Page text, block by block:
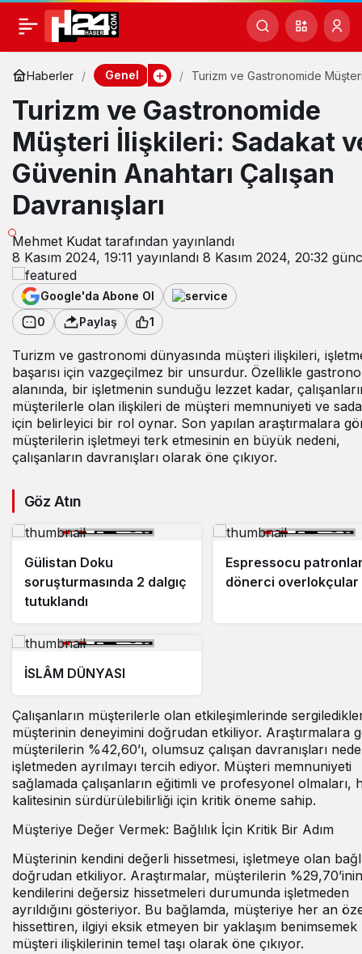
Haberler Genel
Turizm ve Gastronomide
Çalışan Davranışları
Turizm ve Gastronomide
Müşteri İlişkileri: Sadakat
Güvenin Anahtarı Çalışan
Davranışları
Mehmet Kudat tarafından yayınlandı
8 Kasım 2024, 19:11 yayınlandı 8 Kasım 2024, 20:32
Google'da Abone Ol
0
Paylaş 1
Turizm ve gastronomi dünyasında müşteri ilişkileri,
başarısı için vazgeçilmez bir unsurdur. Özellikle
alanında, bir işletmenin sunduğu lezzet kadar,
müşterilerle olan ilişkileri de müşteri memnuniyeti ve
için belirleyici bir rol oynar. Son yapılan araştırmalara
müşterilerin işletmeyi terk etmesinin en büyük nedeni,
çalışanların davranışları olarak öne çıkıyor.
Göz Atın
Gülistan Doku
soruşturmasında 2 dalgıç
tutuklandı
Espressocu
dönerci overlokçular
İSLÂM DÜNYASI
Çalışanların müşterilerle olan etkileşimlerinde
müşterinin deneyimini doğrudan etkiliyor. Araştırmalara
müşterilerin %42,60’ı, olumsuz çalışan davranışları
işletmeden ayrılmayı tercih ediyor. Müşteri memnuniyeti
sağlamada çalışanların eğitimli ve profesyonel olmaları,
kalitesinin sürdürülebilirliği için kritik öneme sahip.
Müşteriye Değer Vermek: Bağlılık İçin Kritik Bir Adım
Müşterinin kendini değerli hissetmesi, işletmeye olan
doğrudan etkiliyor. Araştırmalar, müşterilerin %29,70’inin
kendilerini değersiz hissetmeleri durumunda işletmeden
ayrıldığını gösteriyor. Bu bağlamda, müşteriye her an
hissettiren, ilgiyi eksik etmeyen bir yaklaşım benimsemek
müşteri ilişkilerinin temel taşı olarak öne çıkıyor.